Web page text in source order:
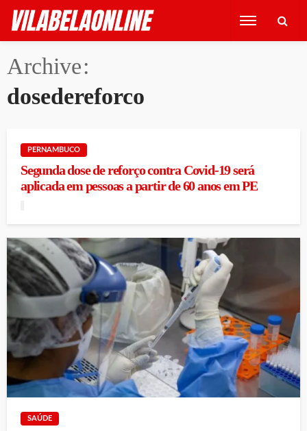
Archive
dosedereforco
PERNAMBUCO
Segunda dose de reforço contra Covid-19 será
aplicada em pessoas a partir de 60 anos em PE
SAÚDE